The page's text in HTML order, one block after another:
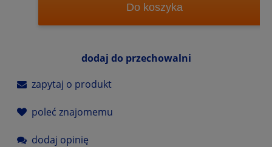
Do koszyka
dodaj do przechowalni
zapytaj o produkt
poleć znajomemu
dodaj opinię